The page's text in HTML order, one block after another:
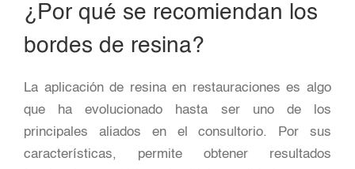
¿Por qué se recomiendan los
bordes de resina?
La aplicación de resina en restauraciones es algo
que ha evolucionado hasta ser uno de los
principales aliados en el consultorio. Por sus
características, permite obtener resultados